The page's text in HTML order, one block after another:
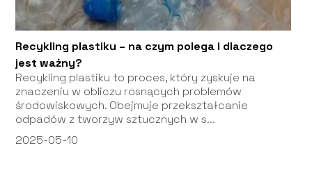
Recykling plastiku – na czym polega i dlaczego
jest ważny?
Recykling plastiku to proces, który zyskuje na
znaczeniu w obliczu rosnących problemów
środowiskowych. Obejmuje przekształcanie
odpadów z tworzyw sztucznych w s...
2025-05-10